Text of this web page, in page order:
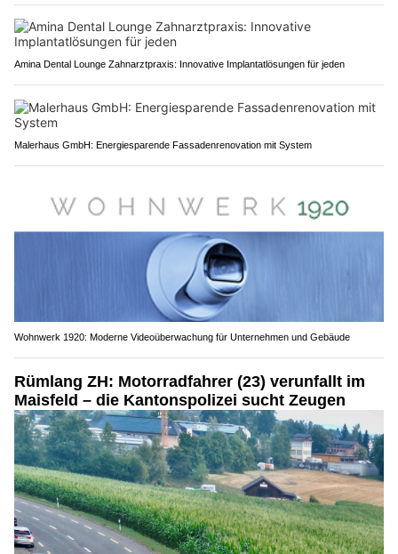
Amina Dental Lounge Zahnarztpraxis: Innovative Implantatlösungen für jeden
Malerhaus GmbH: Energiesparende Fassadenrenovation mit System
Wohnwerk 1920: Moderne Videoüberwachung für Unternehmen und Gebäude
Rümlang ZH: Motorradfahrer (23) verunfallt im
Maisfeld – die Kantonspolizei sucht Zeugen